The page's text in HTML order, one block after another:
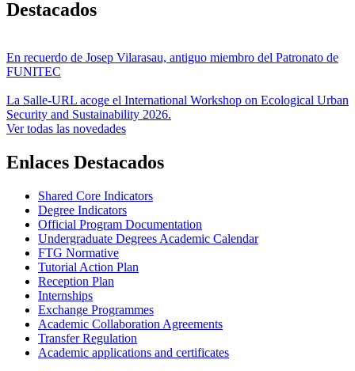
Destacados
En recuerdo de Josep Vilarasau, antiguo miembro del Patronato de
FUNITEC
La Salle-URL acoge el International Workshop on Ecological Urban
Security and Sustainability 2026.
Ver todas las novedades
Enlaces Destacados
Shared Core Indicators
Degree Indicators
Official Program Documentation
Undergraduate Degrees Academic Calendar
FTG Normative
Tutorial Action Plan
Reception Plan
Internships
Exchange Programmes
Academic Collaboration Agreements
Transfer Regulation
Academic applications and certificates